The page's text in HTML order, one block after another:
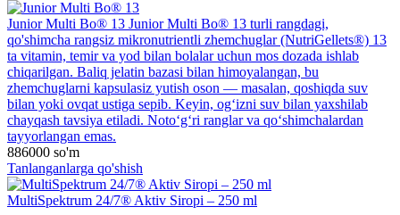
Junior Multi Bo® 13 Junior Multi Bo® 13 turli rangdagi,
qo'shimcha rangsiz mikronutrientli zhemchuglar (NutriGellets®) 13
ta vitamin, temir va yod bilan bolalar uchun mos dozada ishlab
chiqarilgan. Baliq jelatin bazasi bilan himoyalangan, bu
zhemchuglarni kapsulasiz yutish oson — masalan, qoshiqda suv
bilan yoki ovqat ustiga sepib. Keyin, og‘izni suv bilan yaxshilab
chayqash tavsiya etiladi. Noto‘g‘ri ranglar va qo‘shimchalardan
tayyorlangan emas.
886000 so'm
Tanlanganlarga qo'shish
MultiSpektrum 24/7® Aktiv Siropi – 250 ml